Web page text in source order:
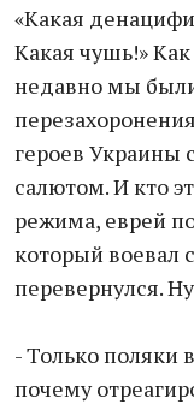
«Какая
Какая чушь!»
недавно мы
героев Украины
салютом. И кто
режима, еврей
который воевал
перевернулся.
- Только поляки
почему